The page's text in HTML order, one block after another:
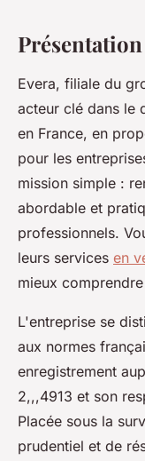
Evera, filiale du
acteur clé dans le
en France, en
pour les
mission simple :
abordable et
professionnels.
leurs services en
mieux
L'entreprise se
aux normes
enregistrement
2,,,4913 et son
Placée sous la
prudentiel et de